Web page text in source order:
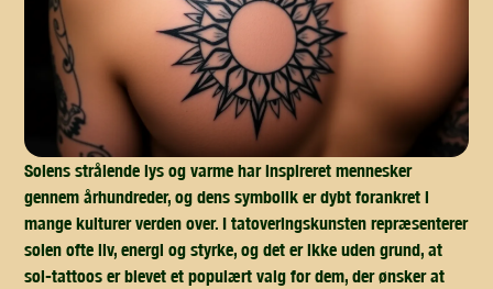
Solens strålende lys og varme har inspireret mennesker
gennem århundreder, og dens symbolik er dybt forankret i
mange kulturer verden over. I tatoveringskunsten repræsenterer
solen ofte liv, energi og styrke, og det er ikke uden grund, at
sol-tattoos er blevet et populært valg for dem, der ønsker at